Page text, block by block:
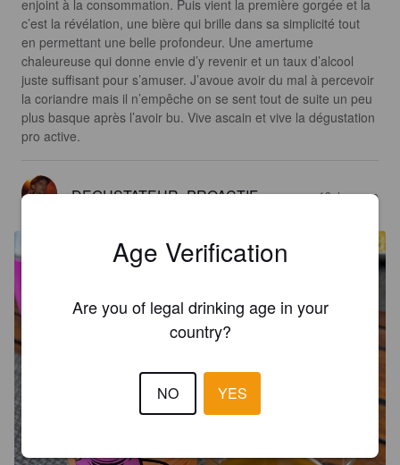
enjoint à la consommation. Puis vient la première gorgée et la
c’est la révélation, une bière qui brille dans sa simplicité tout
en permettant une belle profondeur. Une amertume
chaleureuse qui donne envie d’y revenir et un taux d’alcool
juste suffisant pour s’amuser. J’avoue avoir du mal à percevoir
la coriandre mais il n’empêche on se sent tout de suite un peu
plus basque après l’avoir bu. Vive ascain et vive la dégustation
pro active.
DEGUSTATEUR_PROACTIF 18 days ago
Age Verification
Are you of legal drinking age in your
country?
NO YES